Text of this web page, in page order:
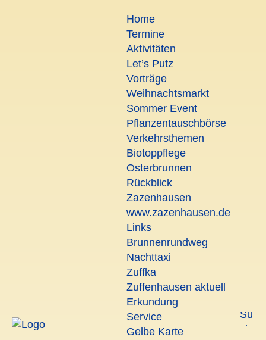
Home
Termine
Aktivitäten
Let’s Putz
Vorträge
Weihnachtsmarkt
Sommer Event
Pflanzentauschbörse
Verkehrsthemen
Biotoppflege
Osterbrunnen
Rückblick
Zazenhausen
www.zazenhausen.de
Links
Brunnenrundweg
Nachttaxi
Zuffka
Zuffenhausen aktuell
Erkundung
Service
Gelbe Karte